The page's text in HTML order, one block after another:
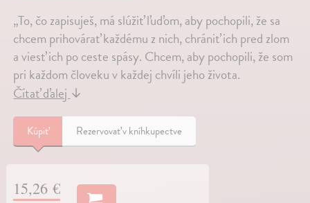
„To, čo zapisuješ, má slúžiť ľuďom, aby pochopili, že sa
chcem prihovárať každému z nich, chrániť ich pred zlom
a viesť ich po ceste spásy. Chcem, aby pochopili, že som
pri každom človeku v každej chvíli jeho života.
Čítať ďalej↓
Kúpiť Rezervovať v kníhkupectve
15,26 €